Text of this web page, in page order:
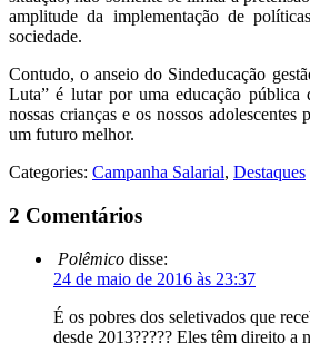
amplitude da implementação de
sociedade.
Contudo, o anseio do Sindeducação
Luta” é lutar por uma educação pública
nossas crianças e os nossos
um futuro melhor.
Categories: Campanha Salarial, Destaques
2 Comentários
Polêmico disse:
24 de maio de 2016 às 23:37
É os pobres dos seletivados que
desde 2013????? Eles têm direito a